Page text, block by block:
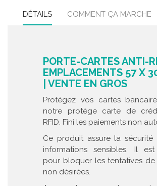
DÉTAILS COMMENT ÇA MARCHE
PORTE-CARTES ANTI-
EMPLACEMENTS 57 X
| VENTE EN GROS
Protégez vos cartes
notre protège carte de
RFID. Fini les paiements non
Ce produit assure la
informations sensibles. Il
pour bloquer les tentatives
non désirées.